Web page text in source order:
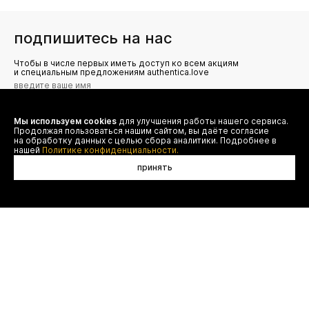
подпишитесь на нас
Чтобы в числе первых иметь доступ ко всем акциям
и специальным предложениям authentica.love
Я даю согласие на сбор, обработку и хранение моих
персональных данных (имя, email, телефон) для получения
рекламных и информационных рассылок от ООО 'БТ
Юнайтед', а также ознакомлен(а) с
Политикой конфиденциальности
Мы используем cookies для улучшения работы нашего сервиса.
Продолжая пользоваться нашим сайтом, вы даёте согласие
на обработку данных с целью сбора аналитики. Подробнее в
нашей Политике конфиденциальности.
принять